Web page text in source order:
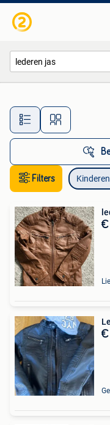
Filters
€
€